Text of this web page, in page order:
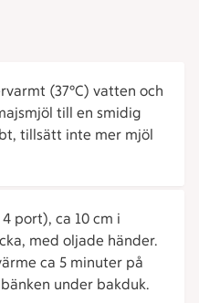
(37°C) vatten och
till en smidig
tillsätt inte mer mjöl
port), ca 10 cm i
med oljade händer.
ca 5 minuter på
under bakduk.